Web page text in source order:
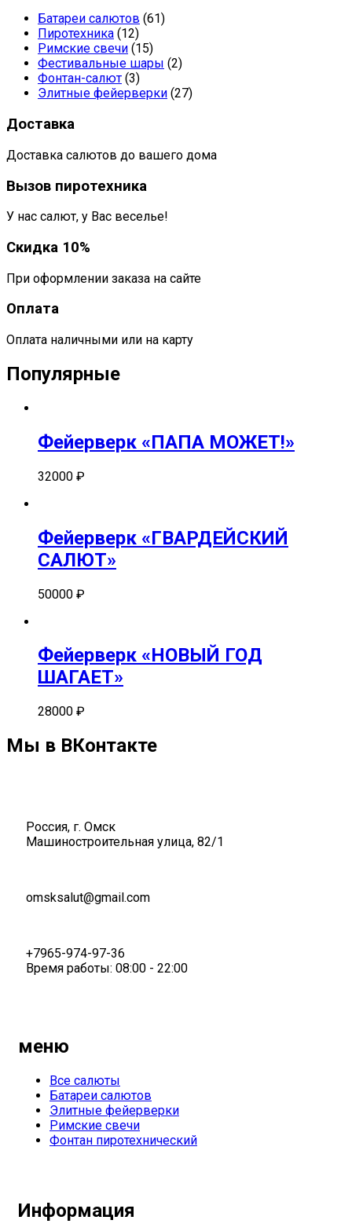
Батареи салютов (61)
Пиротехника (12)
Римские свечи (15)
Фестивальные шары (2)
Фонтан-салют (3)
Элитные фейерверки (27)
Доставка
Доставка салютов до вашего дома
Вызов пиротехника
У нас салют, у Вас веселье!
Скидка 10%
При оформлении заказа на сайте
Оплата
Оплата наличными или на карту
Популярные
Фейерверк «ПАПА МОЖЕТ!»
32000 ₽
Фейерверк «ГВАРДЕЙСКИЙ
САЛЮТ»
50000 ₽
Фейерверк «НОВЫЙ ГОД
ШАГАЕТ»
28000 ₽
Мы в ВКонтакте
Россия, г. Омск
Машиностроительная улица, 82/1
omsksalut@gmail.com
+7965-974-97-36
Время работы: 08:00 - 22:00
меню
Все салюты
Батареи салютов
Элитные фейерверки
Римские свечи
Фонтан пиротехнический
Информация